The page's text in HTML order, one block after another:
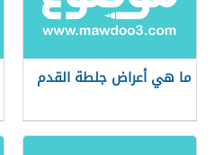
ما هي أعراض جلطة القدم